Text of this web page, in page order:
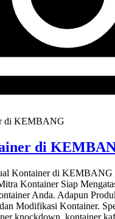
di
Kontainer di KEMBANG
Kontainer Siap
Anda. Adapun
Modifikasi Kontainer.
knockdown, kontainer